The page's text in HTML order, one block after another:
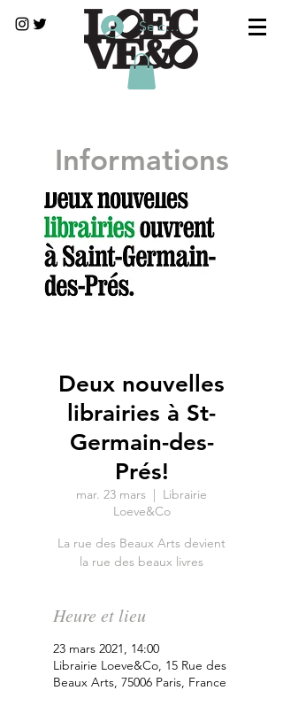
Se connecter
Informations
Deux nouvelles
librairies à St-
Germain-des-
Prés!
mar. 23 mars
  |
Librairie
Loeve&Co
La rue des Beaux Arts devient
la rue des beaux livres
Heure et lieu
23 mars 2021, 14:00
Librairie Loeve&Co, 15 Rue des
Beaux Arts, 75006 Paris, France